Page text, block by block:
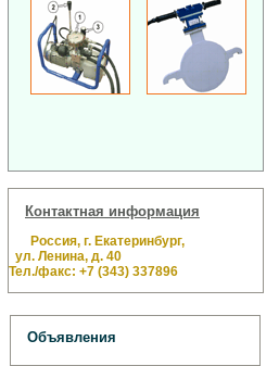
Контактная информация
Россия, г. Екатеринбург,
ул. Ленина, д. 40
Тел./факс: +7 (343) 337896
Объявления